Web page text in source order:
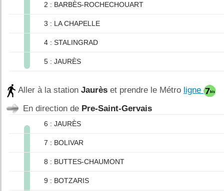
2 : BARBÈS-ROCHECHOUART
3 : LA CHAPELLE
4 : STALINGRAD
5 : JAURÈS
Aller à la station Jaurès et prendre le Métro ligne
En direction de Pre-Saint-Gervais
6 : JAURÈS
7 : BOLIVAR
8 : BUTTES-CHAUMONT
9 : BOTZARIS